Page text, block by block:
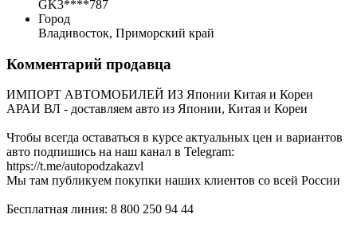
GK3****787
Город
Владивосток, Приморский край
Комментарий продавца
ИМПОРТ АВТОМОБИЛЕЙ ИЗ Японии Китая и Кореи
АРАИ ВЛ - доставляем авто из Японии, Китая и Кореи
Чтобы всегда оставаться в курсе актуальных цен и вариантов
авто подпишись на наш канал в Telegram:
https://t.me/autopodzakazvl
Мы там публикуем покупки наших клиентов со всей России
Бесплатная линия: 8 800 250 94 44